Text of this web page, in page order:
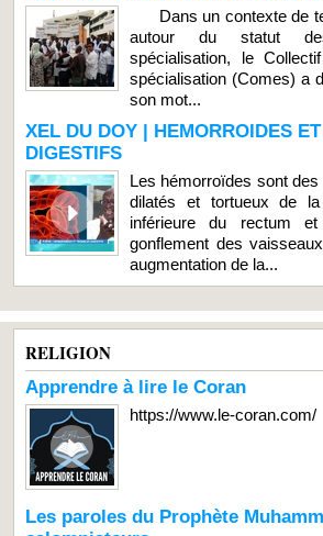
Dans un contexte de
autour du statut
spécialisation, le
spécialisation (Comes) a
son mot...
XEL DU DOY | HEMORROIDES
DIGESTIFS
Les hémorroïdes sont
dilatés et tortueux de
inférieure du rectum
gonflement des
augmentation de la...
RELIGION
Apprendre à lire le Coran
https://www.le-coran.com/
Les paroles du Prophète